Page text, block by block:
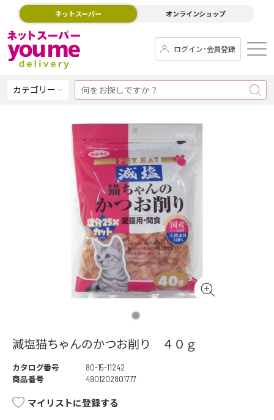
ネットスーパー オンラインショップ
ログイン･会員登録
カテゴリー
減塩猫ちゃんのかつお削り ４０ｇ
カタログ番号
80-15-11242
商品番号
4901202801777
マイリストに登録する